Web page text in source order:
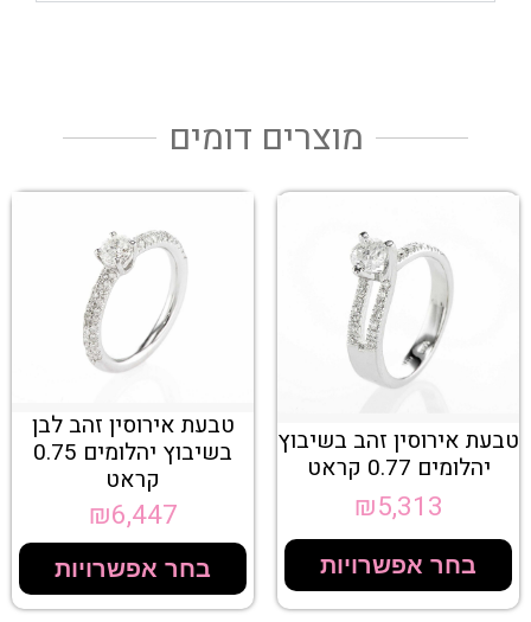
מוצרים דומים
טבעת אירוסין זהב בשיבוץ
יהלומים 0.77 קראט
₪5,313
בחר אפשרויות
טבעת אירוסין זהב לבן
בשיבוץ יהלומים 0.75
קראט
₪6,447
בחר אפשרויות